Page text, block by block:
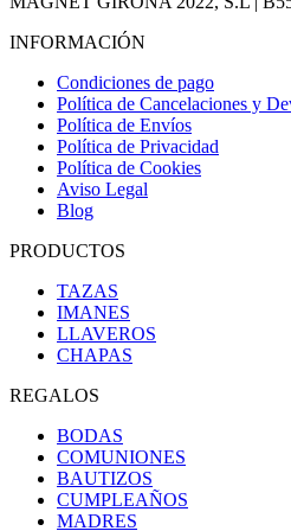
INFORMACIÓN
Condiciones de pago
Política de Cancelaciones y
Política de Envíos
Política de Privacidad
Política de Cookies
Aviso Legal
Blog
PRODUCTOS
TAZAS
IMANES
LLAVEROS
CHAPAS
REGALOS
BODAS
COMUNIONES
BAUTIZOS
CUMPLEAÑOS
MADRES